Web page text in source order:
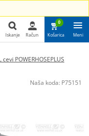
Iskanje
Iskanje Račun
0
Košarica Meni
cevi POWERHOSEPLUS
Naša koda: P75151